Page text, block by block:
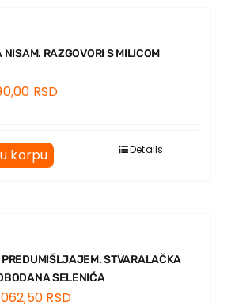
RAZGOVORI S MILICOM
RSD
korpu Details
STVARALAČKA
SELENIĆA
RSD